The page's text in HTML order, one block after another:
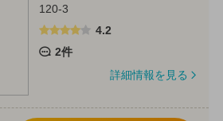
120-3
4.2
2件
詳細情報を見る